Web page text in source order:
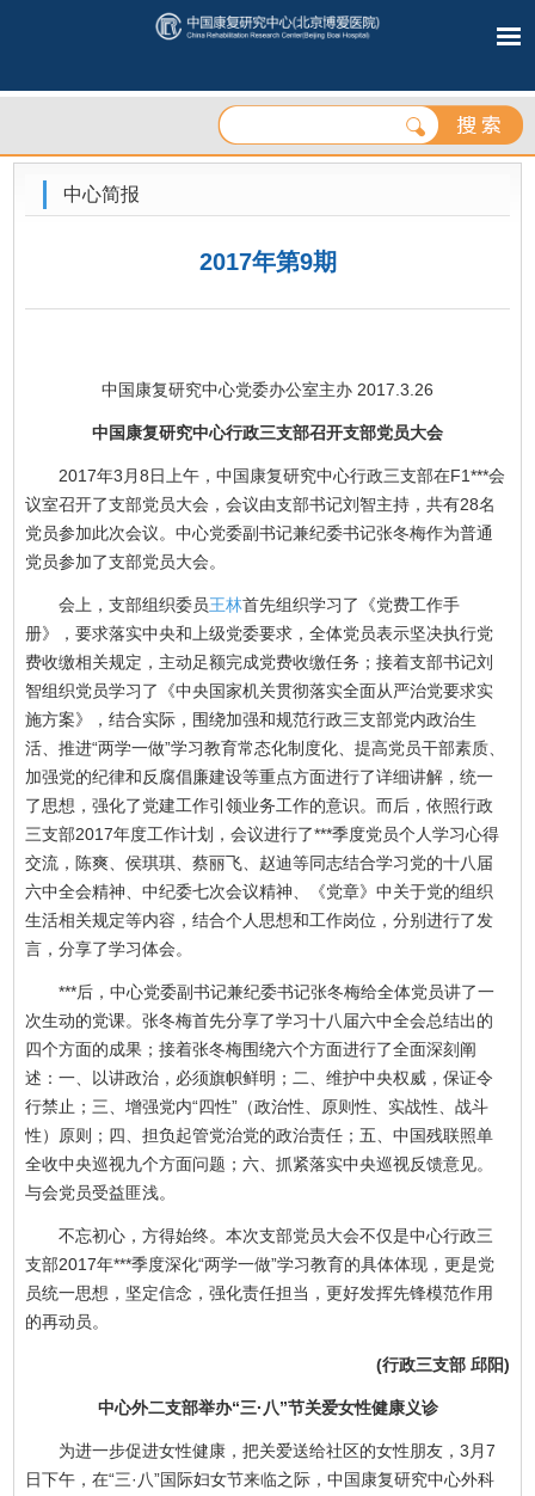
中心简报
2017年第9期
中国康复研究中心党委办公室主办 2017.3.26
中国康复研究中心行政三支部召开支部党员大会
2017年3月8日上午，中国康复研究中心行政三支部在F1***会
议室召开了支部党员大会，会议由支部书记刘智主持，共有28名
党员参加此次会议。中心党委副书记兼纪委书记张冬梅作为普通
党员参加了支部党员大会。
会上，支部组织委员王林首先组织学习了《党费工作手
册》，要求落实中央和上级党委要求，全体党员表示坚决执行党
费收缴相关规定，主动足额完成党费收缴任务；接着支部书记刘
智组织党员学习了《中央国家机关贯彻落实全面从严治党要求实
施方案》，结合实际，围绕加强和规范行政三支部党内政治生
活、推进“两学一做”学习教育常态化制度化、提高党员干部素质、
加强党的纪律和反腐倡廉建设等重点方面进行了详细讲解，统一
了思想，强化了党建工作引领业务工作的意识。而后，依照行政
三支部2017年度工作计划，会议进行了***季度党员个人学习心得
交流，陈爽、侯琪琪、蔡丽飞、赵迪等同志结合学习党的十八届
六中全会精神、中纪委七次会议精神、《党章》中关于党的组织
生活相关规定等内容，结合个人思想和工作岗位，分别进行了发
言，分享了学习体会。
***后，中心党委副书记兼纪委书记张冬梅给全体党员讲了一
次生动的党课。张冬梅首先分享了学习十八届六中全会总结出的
四个方面的成果；接着张冬梅围绕六个方面进行了全面深刻阐
述：一、以讲政治，必须旗帜鲜明；二、维护中央权威，保证令
行禁止；三、增强党内“四性”（政治性、原则性、实战性、战斗
性）原则；四、担负起管党治党的政治责任；五、中国残联照单
全收中央巡视九个方面问题；六、抓紧落实中央巡视反馈意见。
与会党员受益匪浅。
不忘初心，方得始终。本次支部党员大会不仅是中心行政三
支部2017年***季度深化“两学一做”学习教育的具体体现，更是党
员统一思想，坚定信念，强化责任担当，更好发挥先锋模范作用
的再动员。
(行政三支部 邱阳)
中心外二支部举办“三·八”节关爱女性健康义诊
为进一步促进女性健康，把关爱送给社区的女性朋友，3月7
日下午，在“三·八”国际妇女节来临之际，中国康复研究中心外科